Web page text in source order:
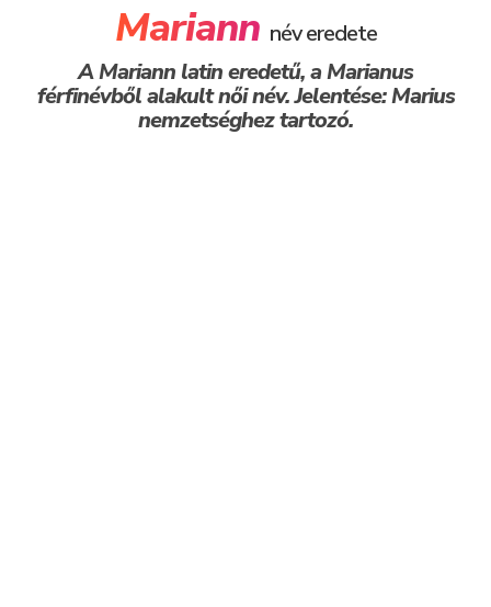
Mariann név eredete
A Mariann latin eredetű, a Marianus
férfinévből alakult női név. Jelentése: Marius
nemzetséghez tartozó.